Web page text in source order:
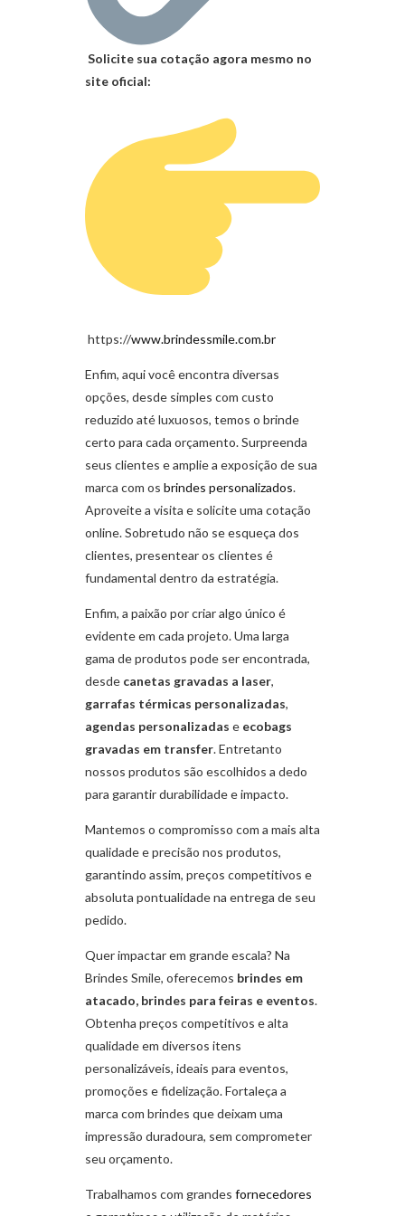
Solicite sua cotação agora mesmo no
site oficial:
https://www.brindessmile.com.br
Enfim, aqui você encontra diversas
opções, desde simples com custo
reduzido até luxuosos, temos o brinde
certo para cada orçamento. Surpreenda
seus clientes e amplie a exposição de sua
marca com os brindes personalizados.
Aproveite a visita e solicite uma cotação
online. Sobretudo não se esqueça dos
clientes, presentear os clientes é
fundamental dentro da estratégia.
Enfim, a paixão por criar algo único é
evidente em cada projeto. Uma larga
gama de produtos pode ser encontrada,
desde canetas gravadas a laser,
garrafas térmicas personalizadas,
agendas personalizadas e ecobags
gravadas em transfer. Entretanto
nossos produtos são escolhidos a dedo
para garantir durabilidade e impacto.
Mantemos o compromisso com a mais alta
qualidade e precisão nos produtos,
garantindo assim, preços competitivos e
absoluta pontualidade na entrega de seu
pedido.
Quer impactar em grande escala? Na
Brindes Smile, oferecemos brindes em
atacado, brindes para feiras e eventos.
Obtenha preços competitivos e alta
qualidade em diversos itens
personalizáveis, ideais para eventos,
promoções e fidelização. Fortaleça a
marca com brindes que deixam uma
impressão duradoura, sem comprometer
seu orçamento.
Trabalhamos com grandes fornecedores